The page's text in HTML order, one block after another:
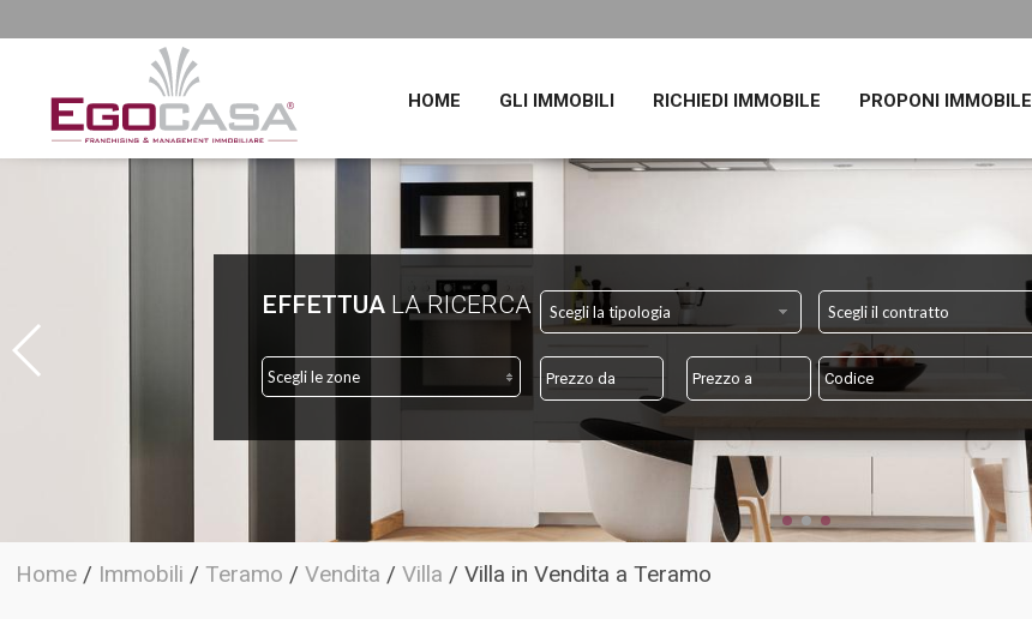
HOME GLI IMMOBILI RICHIEDI IMMOBILE PROPONI IMMOBILE
EFFETTUA LA RICERCA Scegli la tipologia Scegli il contratto
Scegli le zone
Home / Immobili /Teramo /Vendita /Villa /Villa in Vendita a Teramo